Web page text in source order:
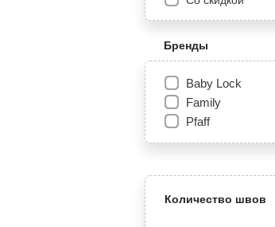
Бренды
Baby Lock
Family
Pfaff
Количество швов